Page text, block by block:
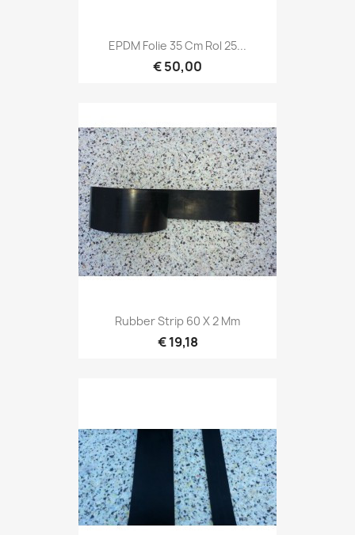
EPDM Folie 35 Cm Rol 25...
€ 50,00
Rubber Strip 60 X 2 Mm
€ 19,18